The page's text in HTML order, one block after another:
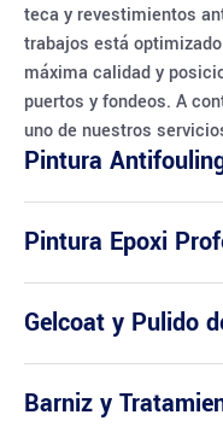
teca y revestimientos
trabajos está
máxima calidad y
puertos y fondeos. A
uno de nuestros
Pintura
Pintura Epoxi
Gelcoat y Pulido
Barniz y